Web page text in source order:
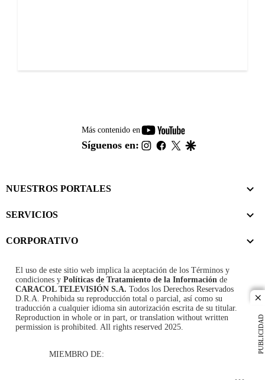
PUBLICIDAD
Más contenido en
youtube-
footer
Síguenos en: instagram
facebook
twitter
NUESTROS PORTALES
SERVICIOS
CORPORATIVO
El uso de este sitio web implica la aceptación de los Términos y
condiciones y Políticas de Tratamiento de la Información de
CARACOL TELEVISIÓN S.A. Todos los Derechos Reservados
D.R.A. Prohibida su reproducción total o parcial, así como su
traducción a cualquier idioma sin autorización escrita de su titular.
Reproduction in whole or in part, or translation without written
permission is prohibited. All rights reserved 2025.
MIEMBRO DE: